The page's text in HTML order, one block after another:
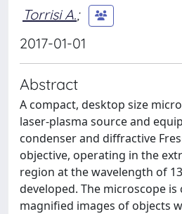
Torrisi A.;
2017-01-01
Abstract
A compact, desktop size
laser-plasma source and
condenser and diffractive
objective, operating in the
region at the wavelength of
developed. The microscope
magnified images of objects